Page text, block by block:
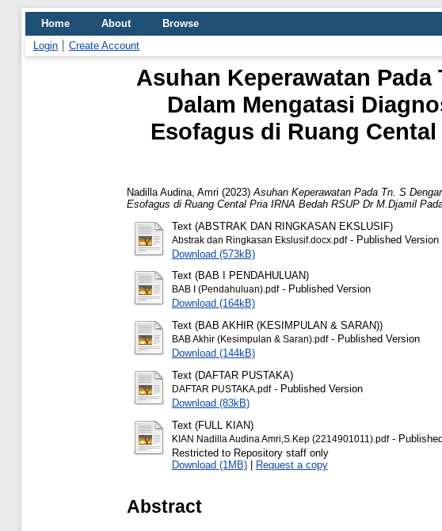
Home About
Browse
Login
Create Account
Asuhan Keperawatan
Dalam Mengatasi
Esofagus di Ruang Cental
Nadilla Audina, Amri (2023) Asuhan Keperawatan Pada Tn. S
Esofagus di Ruang Cental Pria IRNA Bedah RSUP Dr M.Djamil
Text (ABSTRAK DAN RINGKASAN EKSLUSIF)
Abstrak dan Ringkasan Ekslusif.docx.pdf- Published Version
Download (573kB)
Text (BAB I PENDAHULUAN)
BAB I (Pendahuluan).pdf- Published Version
Download (164kB)
Text (BAB AKHIR (KESIMPULAN & SARAN))
BAB Akhir (Kesimpulan & Saran).pdf- Published Version
Download (144kB)
Text (DAFTAR PUSTAKA)
DAFTAR PUSTAKA.pdf- Published Version
Download (83kB)
Text (FULL KIAN)
KIAN Nadilla Audina Amri,S.Kep (2214901011).pdf-
Restricted to Repository staff only
Download (1MB)| Request a copy
Abstract